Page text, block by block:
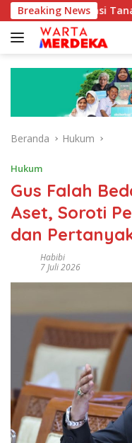
Langsung
ke
konten
Breaking News
Tanah Wakaf
Beranda Hukum
Hukum
Gus Falah
Aset, Soroti
dan
Habibi
7 Juli 2026